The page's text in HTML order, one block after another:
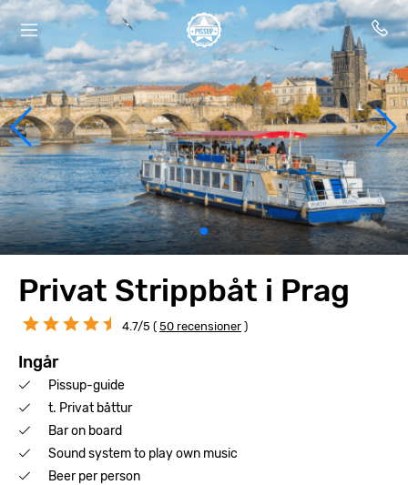
Privat Strippbåt i Prag
4.7/5 ( 50 recensioner )
Ingår
Pissup-guide
t. Privat båttur
Bar on board
Sound system to play own music
Beer per person